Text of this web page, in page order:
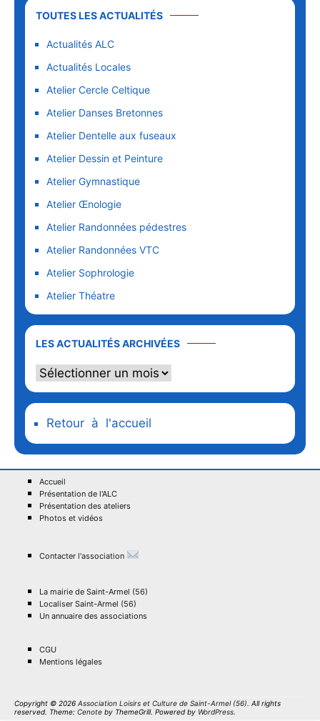
TOUTES LES ACTUALITÉS
Actualités ALC
Actualités Locales
Atelier Cercle Celtique
Atelier Danses Bretonnes
Atelier Dentelle aux fuseaux
Atelier Dessin et Peinture
Atelier Gymnastique
Atelier Œnologie
Atelier Randonnées pédestres
Atelier Randonnées VTC
Atelier Sophrologie
Atelier Théatre
LES ACTUALITÉS ARCHIVÉESLes
Retour à l'accueil
Accueil
Présentation de l'ALC
Présentation des ateliers
Photos et vidéos
Contacter l'association
La mairie de Saint-Armel (56)
Localiser Saint-Armel (56)
Un annuaire des associations
CGU
Mentions légales
Copyright © 2026 Association Loisirs et Culture de Saint-Armel (56) . All rights
reserved. Theme: Cenote by ThemeGrill. Powered by WordPress